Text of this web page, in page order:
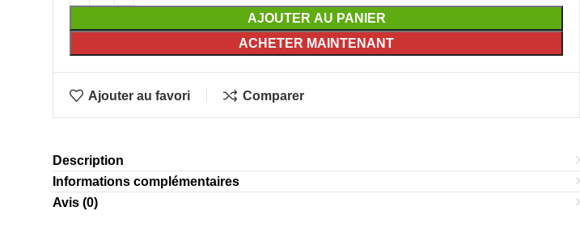
AJOUTER AU PANIER
ACHETER MAINTENANT
Ajouter au favori Comparer
Description
Informations complémentaires
Avis (0)